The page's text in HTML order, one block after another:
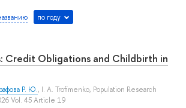
по году
Credit Obligations and Childbirth in
Р. Ю., I. A. Trofimenko, Population Research
Vol. 45 Article 19